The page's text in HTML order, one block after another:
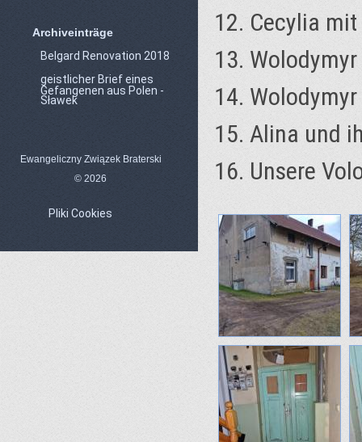
Archiveinträge
Belgard Renovation 2018
geistlicher Brief eines
Gefangenen aus Polen -
Sławek
Ewangeliczny Związek Braterski
© 2026
Pliki Cookies
12. Cecylia
13.
14.
15. Alina und
16. Unsere